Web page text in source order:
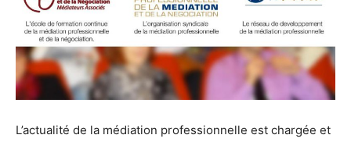
L’actualité de la médiation professionnelle est chargée et